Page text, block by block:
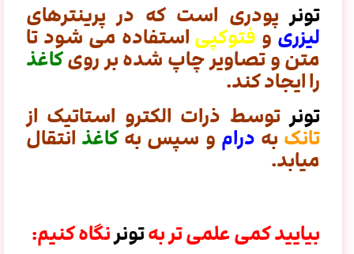
تونرپودری است که در پرینترهای
لیزریو فتوکپیاستفاده می شود تا
متن و تصاویر چاپ شده بر رویکاغذ
را ایجاد کند.
تونرتوسط ذرات الکترو استاتیک از
تانک به درامو سپس به کاغذانتقال
میابد.
بیایید کمی علمی تر بهتونرنگاه کنیم: